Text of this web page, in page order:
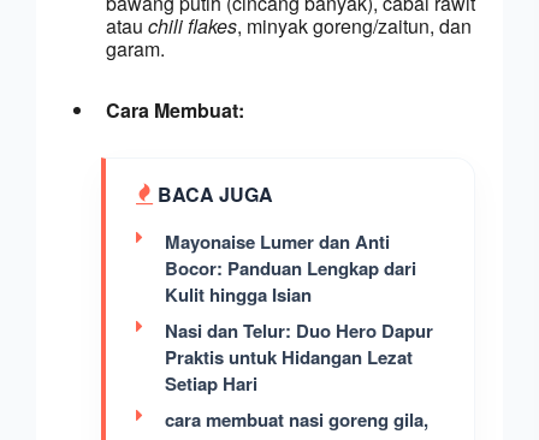
atau chili flakes, minyak goreng/zaitun, dan
garam.
Cara Membuat:
BACA JUGA
Mayonaise Lumer dan Anti
Bocor: Panduan Lengkap dari
Kulit hingga Isian
Nasi dan Telur: Duo Hero Dapur
Praktis untuk Hidangan Lezat
Setiap Hari
cara membuat nasi goreng gila,